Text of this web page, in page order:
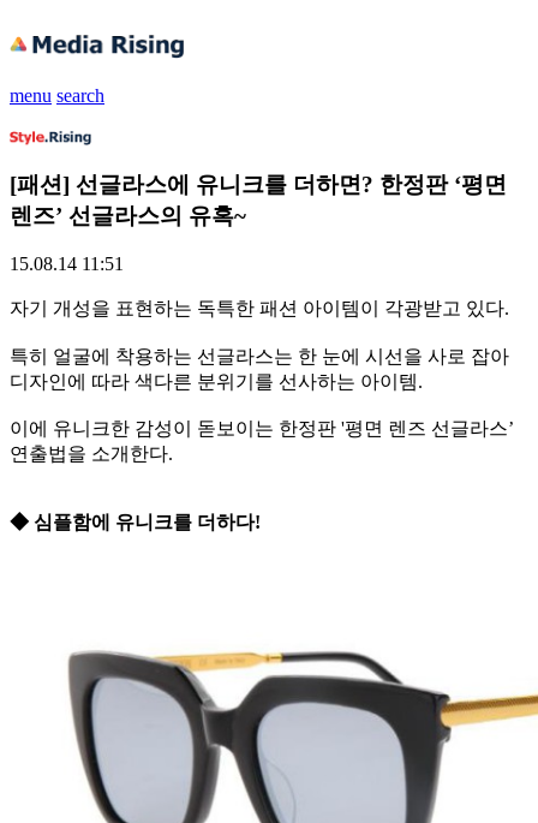
menu search
[패션] 선글라스에 유니크를 더하면? 한정판 ‘평면
렌즈’ 선글라스의 유혹~
15.08.14 11:51
자기 개성을 표현하는 독특한 패션 아이템이 각광받고 있다.
특히 얼굴에 착용하는 선글라스는 한 눈에 시선을 사로 잡아
디자인에 따라 색다른 분위기를 선사하는 아이템.
이에 유니크한 감성이 돋보이는 한정판 '평면 렌즈 선글라스’
연출법을 소개한다.
◆ 심플함에 유니크를 더하다!